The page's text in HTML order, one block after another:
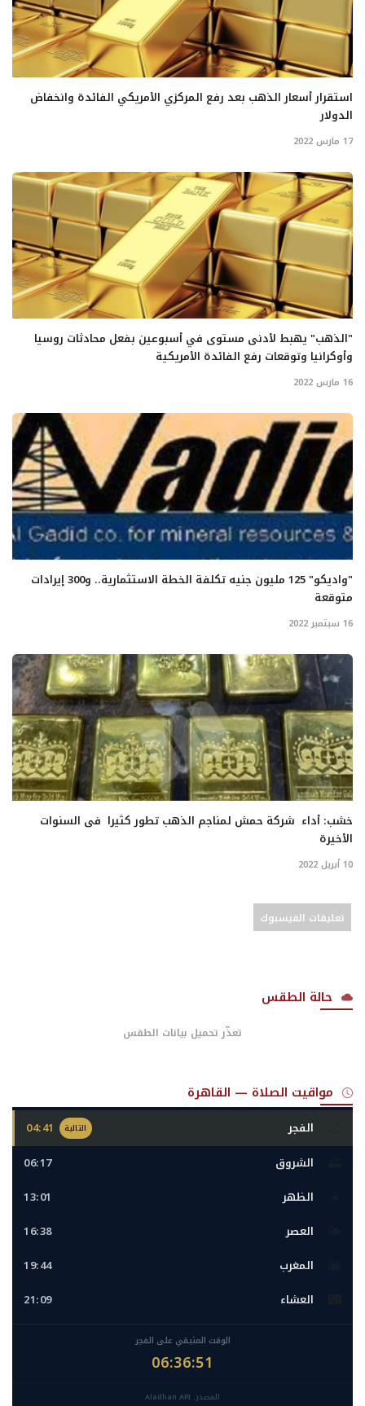
استقرار أسعار الذهب بعد رفع المركزي الأمريكي الفائدة وانخفاض
الدولار
17 مارس 2022
"الذهب" يهبط لأدنى مستوى في أسبوعين بفعل محادثات روسيا
وأوكرانيا وتوقعات رفع الفائدة الأمريكية
16 مارس 2022
"واديكو" 125 مليون جنيه تكلفة الخطة الاستثمارية.. و300 إيرادات
متوقعة
16 سبتمبر 2022
خشب: أداء شركة حمش لمناجم الذهب تطور كثيرا فى السنوات
الأخيرة
10 أبريل 2022
تعليقات الفيسبوك
حالة الطقس
تعذّر تحميل بيانات الطقس
مواقيت الصلاة — القاهرة
الفجر التالية 04:41
الشروق 06:17
الظهر 13:01
العصر 16:38
المغرب 19:44
العشاء 21:09
الوقت المتبقي على الفجر
06:36:49
المصدر: Aladhan API